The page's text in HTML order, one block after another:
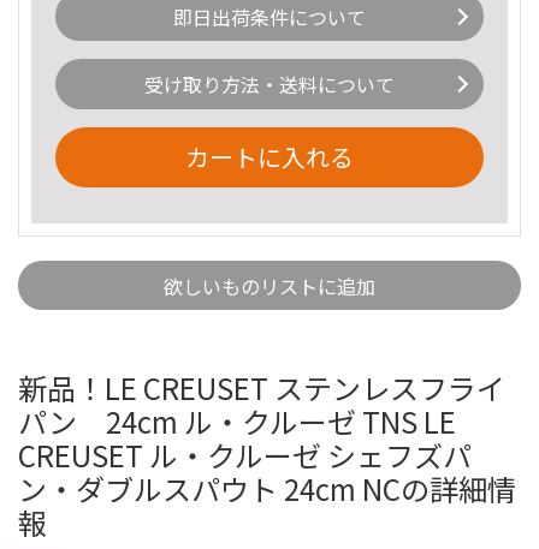
即日出荷条件について
受け取り方法・送料について
カートに入れる
欲しいものリストに追加
新品！LE CREUSET ステンレスフライ
パン 24cm ル・クルーゼ TNS LE
CREUSET ル・クルーゼ シェフズパ
ン・ダブルスパウト 24cm NCの詳細情
報